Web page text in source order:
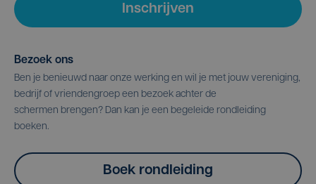
Inschrijven
Bezoek ons
Ben je benieuwd naar onze werking en wil je met jouw vereniging,
bedrijf of vriendengroep een bezoek achter de
schermen brengen? Dan kan je een begeleide rondleiding
boeken.
Boek rondleiding